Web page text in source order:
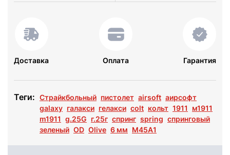
Доставка Оплата Гарантия
Теги: Страйкбольный пистолет airsoft аирсофт
galaxy галакси гелакси colt кольт 1911
м1911
m1911 g.25G г.25г спринг spring спринговый
зеленый OD Olive 6 мм M45A1